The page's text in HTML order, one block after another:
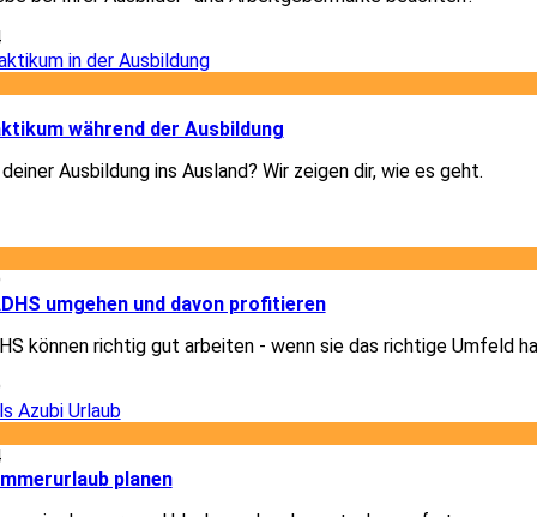
während der Ausbildung
Ausbildung ins Ausland? Wir zeigen dir, wie es geht.
umgehen und davon profitieren
können richtig gut arbeiten - wenn sie das richtige Umfeld
planen